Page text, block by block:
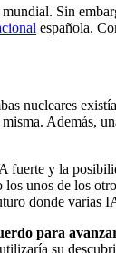
Sin
española.
nucleares
Además,
y la
unos de los
donde
para
su